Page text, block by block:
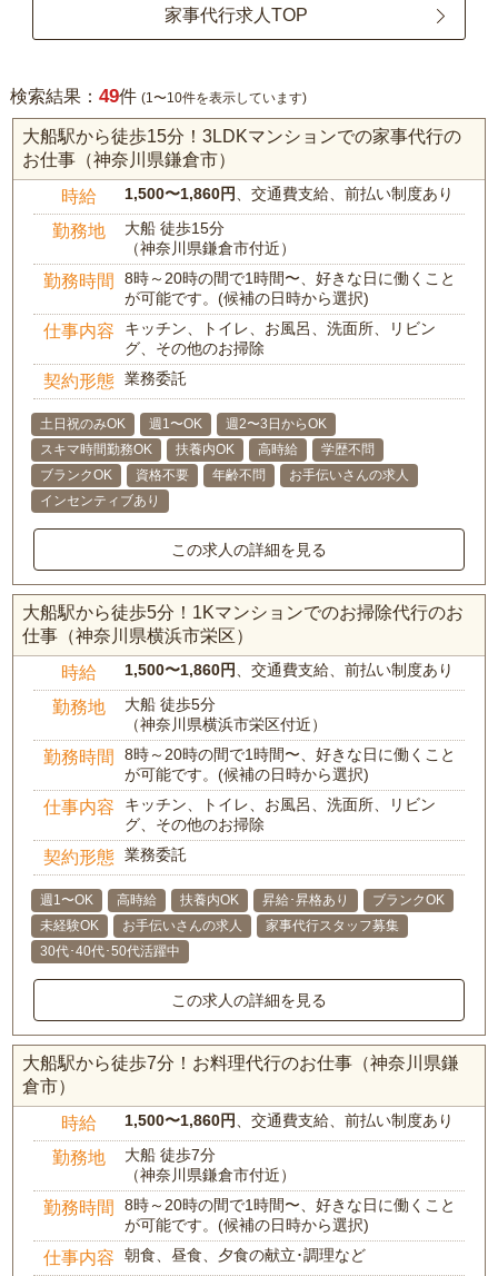
家事代行求人TOP
検索結果： 49件 (1〜10件を表示しています)
大船駅から徒歩15分！3LDKマンションでの家事代行の
お仕事（神奈川県鎌倉市）
時給 1,500〜1,860円 、交通費支給、前払い制度あり
勤務地
大船 徒歩15分
（神奈川県鎌倉市付近）
勤務時間
8時～20時の間で1時間〜、好きな日に働くこと
が可能です。(候補の日時から選択)
仕事内容
キッチン、トイレ、お風呂、洗面所、リビン
グ、その他のお掃除
契約形態 業務委託
土日祝のみOK 週1〜OK
週2〜3日からOK
スキマ時間勤務OK
扶養内OK 高時給
学歴不問
ブランクOK
資格不要 年齢不問
お手伝いさんの求人
インセンティブあり
この求人の詳細を見る
大船駅から徒歩5分！1Kマンションでのお掃除代行のお
仕事（神奈川県横浜市栄区）
時給 1,500〜1,860円 、交通費支給、前払い制度あり
勤務地
大船 徒歩5分
（神奈川県横浜市栄区付近）
勤務時間
8時～20時の間で1時間〜、好きな日に働くこと
が可能です。(候補の日時から選択)
仕事内容
キッチン、トイレ、お風呂、洗面所、リビン
グ、その他のお掃除
契約形態 業務委託
週1〜OK 高時給 扶養内OK 昇給･昇格あり
ブランクOK
未経験OK
お手伝いさんの求人
家事代行スタッフ募集
30代･40代･50代活躍中
この求人の詳細を見る
大船駅から徒歩7分！お料理代行のお仕事（神奈川県鎌
倉市）
時給 1,500〜1,860円 、交通費支給、前払い制度あり
勤務地
大船 徒歩7分
（神奈川県鎌倉市付近）
勤務時間
8時～20時の間で1時間〜、好きな日に働くこと
が可能です。(候補の日時から選択)
仕事内容 朝食、昼食、夕食の献立･調理など